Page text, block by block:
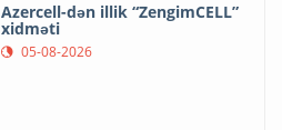
Azercell-dən illik “ZengimCELL”
xidməti
05-08-2026